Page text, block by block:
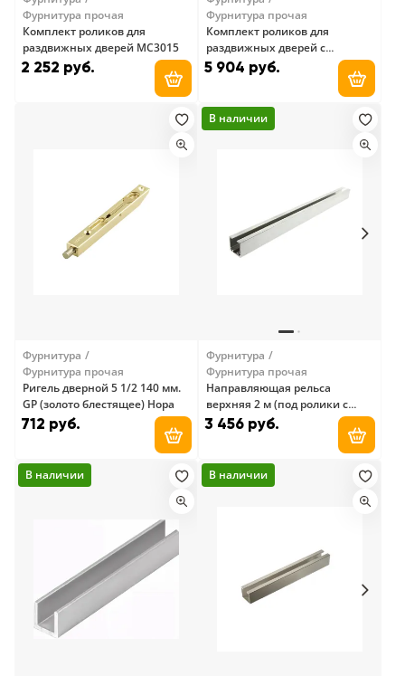
Фурнитура прочая
Комплект роликов для
раздвижных дверей МС3015
2 252 руб.
Добавить в корзину
Фурнитура прочая
Комплект роликов для
раздвижных дверей с
доводчиками М3037
5 904 руб.
Фурнитура
Фурнитура прочая
Ригель дверной 5 1/2 140 мм.
GP (золото блестящее) Нора
712 руб.
Добавить в корзину
В наличии
Фурнитура
Фурнитура прочая
Направляющая рельса
верхняя 2 м (под ролики с
доводчиками) (Профиль
алюминиевый
PK1.ITK/P33х31 00)
3 456 руб.
В наличии В наличии